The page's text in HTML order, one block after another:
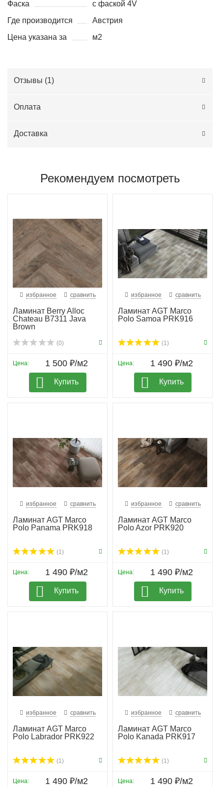
Фаска
с фаской 4V
Где производится
Австрия
Цена указана за
м2
Отзывы (1)
Оплата
Доставка
Рекомендуем посмотреть
избранное сравнить
Ламинат Berry Alloc
Chateau B7311 Java
Brown
(0)
Цена: 1 500 ₽/м2
Купить
избранное сравнить
Ламинат AGT Marco
Polo Samoa PRK916
(1)
Цена: 1 490 ₽/м2
Купить
избранное сравнить
Ламинат AGT Marco
Polo Panama PRK918
(1)
Цена: 1 490 ₽/м2
Купить
избранное сравнить
Ламинат AGT Marco
Polo Azor PRK920
(1)
Цена: 1 490 ₽/м2
Купить
избранное сравнить
Ламинат AGT Marco
Polo Labrador PRK922
(1)
Цена: 1 490 ₽/м2
избранное сравнить
Ламинат AGT Marco
Polo Kanada PRK917
(1)
Цена: 1 490 ₽/м2